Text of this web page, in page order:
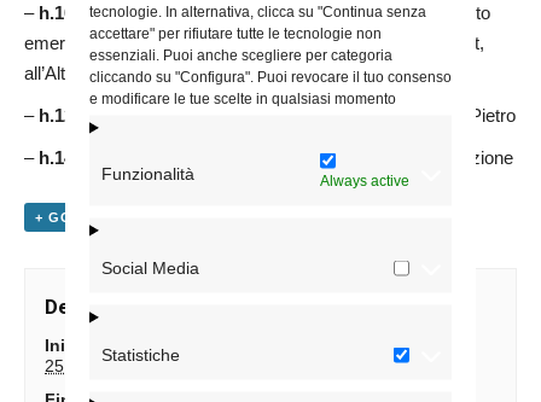
tecnologie. In alternativa, clicca su "Continua senza
accettare" per rifiutare tutte le tecnologie non
essenziali. Puoi anche scegliere per categoria
cliccando su "Configura". Puoi revocare il tuo consenso
e modificare le tue scelte in qualsiasi momento
Funzionalità Always active
Social Media
Statistiche
– h.10.30: Celebrazione Eucaristica, presieduta dal Prefetto
emerito del Dicastero per i vescovi, S.E.R. il Card. Ouellet,
all’Altare della Cattedra della Basilica di S. Pietro
–h.12.00 : Catechesi del Santo Padre nella Basilica di S. Pietro
– h.14.00 : Pranzo, offerto dal Dicastero per l’Evangelizzazione
+ GOOGLE CALENDAR
Dettagli
Inizio:
25 Giugno 2025